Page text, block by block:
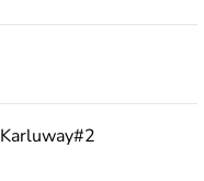
Karluway#2